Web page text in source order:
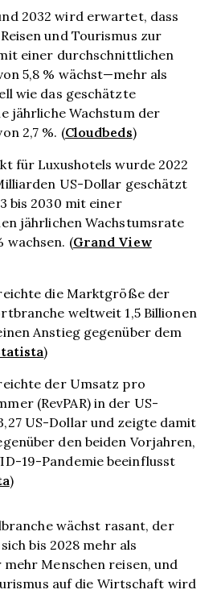
2032 wird erwartet, dass
und Tourismus zur
einer durchschnittlichen
5,8 % wächst—mehr als
wie das geschätzte
jährliche Wachstum der
2,7 %. (Cloudbeds)
für Luxushotels wurde 2022
US-Dollar geschätzt
bis 2030 mit einer
jährlichen Wachstumsrate
wachsen. (Grand View
die Marktgröße der
weltweit 1,5 Billionen
Anstieg gegenüber dem
)
der Umsatz pro
(RevPAR) in der US-
US-Dollar und zeigte damit
den beiden Vorjahren,
19-Pandemie beeinflusst
)
wächst rasant, der
bis 2028 mehr als
Menschen reisen, und
auf die Wirtschaft wird